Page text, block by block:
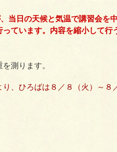
当日の天候と気温で講習会を
ています。内容を縮小して行
測ります。
、ひろばは８／８（火）～８